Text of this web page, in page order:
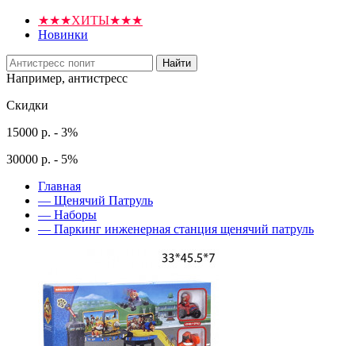
★★★ХИТЫ★★★
Новинки
Найти
Например, антистресс
Скидки
15000 р. - 3%
30000 р. - 5%
Главная
— Щенячий Патруль
— Наборы
— Паркинг инженерная станция щенячий патруль